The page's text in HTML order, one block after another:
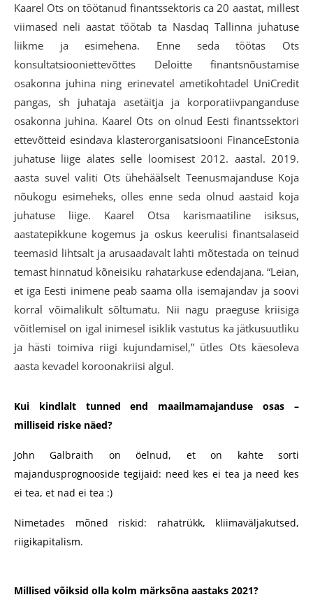
Kaarel Ots on töötanud finantssektoris ca 20 aastat, millest
viimased neli aastat töötab ta Nasdaq Tallinna juhatuse
liikme ja esimehena. Enne seda töötas Ots
konsultatsiooniettevõttes Deloitte finantsnõustamise
osakonna juhina ning erinevatel ametikohtadel UniCredit
pangas, sh juhataja asetäitja ja korporatiivpanganduse
osakonna juhina. Kaarel Ots on olnud Eesti finantssektori
ettevõtteid esindava klasterorganisatsiooni FinanceEstonia
juhatuse liige alates selle loomisest 2012. aastal. 2019.
aasta suvel valiti Ots ühehäälselt Teenusmajanduse Koja
nõukogu esimeheks, olles enne seda olnud aastaid koja
juhatuse liige. Kaarel Otsa karismaatiline isiksus,
aastatepikkune kogemus ja oskus keerulisi finantsalaseid
teemasid lihtsalt ja arusaadavalt lahti mõtestada on teinud
temast hinnatud kõneisiku rahatarkuse edendajana. “Leian,
et iga Eesti inimene peab saama olla isemajandav ja soovi
korral võimalikult sõltumatu. Nii nagu praeguse kriisiga
võitlemisel on igal inimesel isiklik vastutus ka jätkusuutliku
ja hästi toimiva riigi kujundamisel,” ütles Ots käesoleva
aasta kevadel koroonakriisi algul.
Kui kindlalt tunned end maailmamajanduse osas –
milliseid riske näed?
John Galbraith on öelnud, et on kahte sorti
majandusprognooside tegijaid: need kes ei tea ja need kes
ei tea, et nad ei tea :)
Nimetades mõned riskid: rahatrükk, kliimaväljakutsed,
riigikapitalism.
Millised võiksid olla kolm märksõna aastaks 2021?